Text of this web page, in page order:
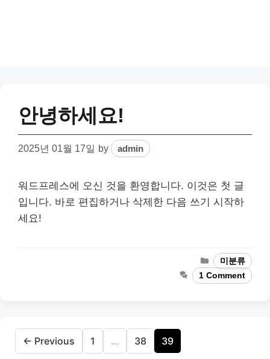
안녕하세요!
2025년 01월 17일 by admin
워드프레스에 오신 것을 환영합니다. 이것은 첫 글
입니다. 바로 편집하거나 삭제한 다음 쓰기 시작하
세요!
Categories
미분류
1 Comment
← Previous Page
1 … Page
38 Page
39